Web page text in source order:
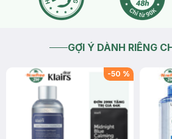
GỢI Ý DÀNH RIÊNG
-50 %